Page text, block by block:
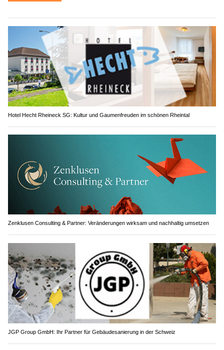
Hotel Hecht Rheineck SG: Kultur und Gaumenfreuden im schönen Rheintal
Zenklusen Consulting & Partner: Veränderungen wirksam und nachhaltig umsetzen
JGP Group GmbH: Ihr Partner für Gebäudesanierung in der Schweiz